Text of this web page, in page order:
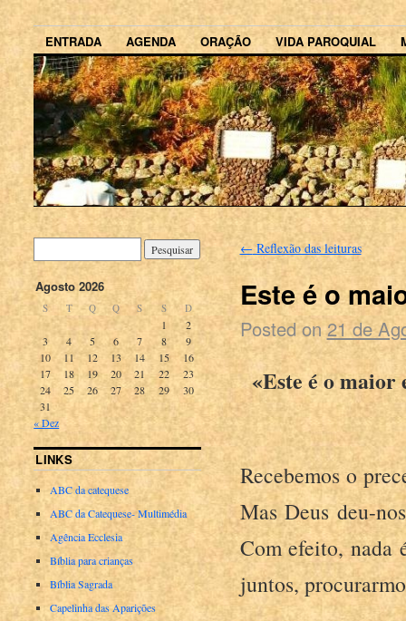
ENTRADA AGENDA ORAÇÃO VIDA PAROQUIAL
←Reflexão das leituras
Este é o
Posted on 21 de
«Este é o maior
Recebemos o
Mas Deus deu-
Com efeito, nada
juntos,
Agosto 2026
S T Q Q S S D
1
2
3
4 5 6 7 8
9
10
11 12 13 14 15
16
17
18 19 20 21 22
23
24
25 26 27 28 29
30
31
« Dez
LINKS
ABC da catequese
ABC da Catequese- Multimédia
Agência Ecclesia
Bíblia para crianças
Bíblia Sagrada
Capelinha das Aparições